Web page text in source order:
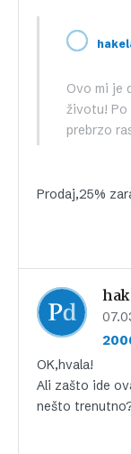
Ovo mi je
životu! Po
prebrzo
Prodaj,25%
OK,hvala!
Ali zašto ide
nešto